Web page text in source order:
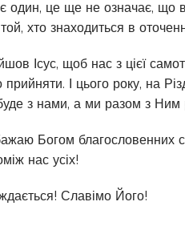
один, це ще не означає, що
хто знаходиться в
Ісус, щоб нас з цієї
прийняти. І цього року, на
з нами, а ми разом з Ним
Богом благословенних
нас усіх!
Славімо Його!